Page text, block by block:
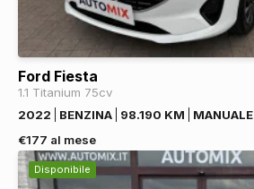
Ford Fiesta
1.1 Titanium 75cv
2022
BENZINA 98.190 KM
MANUALE
€177 al mese
Disponibile